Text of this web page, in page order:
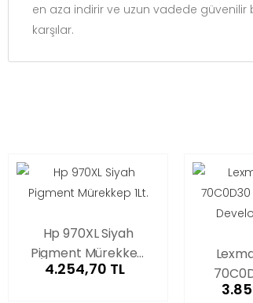
en aza indirir ve uzun vadede güvenilir
karşılar.
Hp 970XL Siyah
Pigment Mürekkep
1Lt.
4.254,70 TL